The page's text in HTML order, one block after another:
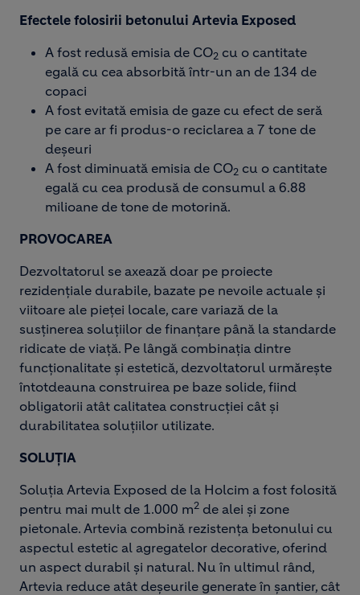
Efectele folosirii betonului Artevia Exposed
A fost redusă emisia de CO2 cu o cantitate
egală cu cea absorbită într-un an de 134 de
copaci
A fost evitată emisia de gaze cu efect de seră
pe care ar fi produs-o reciclarea a 7 tone de
deșeuri
A fost diminuată emisia de CO2 cu o cantitate
egală cu cea produsă de consumul a 6.88
milioane de tone de motorină.
PROVOCAREA
Dezvoltatorul se axează doar pe proiecte
rezidențiale durabile, bazate pe nevoile actuale și
viitoare ale pieței locale, care variază de la
susținerea soluțiilor de finanțare până la standarde
ridicate de viață. Pe lângă combinația dintre
funcționalitate și estetică, dezvoltatorul urmărește
întotdeauna construirea pe baze solide, fiind
obligatorii atât calitatea construcției cât și
durabilitatea soluțiilor utilizate.
SOLUȚIA
Soluția Artevia Exposed de la Holcim a fost folosită
pentru mai mult de 1.000 m2 de alei și zone
pietonale. Artevia combină rezistența betonului cu
aspectul estetic al agregatelor decorative, oferind
un aspect durabil și natural. Nu în ultimul rând,
Artevia reduce atât deșeurile generate în șantier, cât